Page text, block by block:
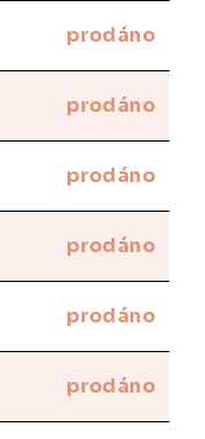
prodáno
prodáno
prodáno
prodáno
prodáno
prodáno